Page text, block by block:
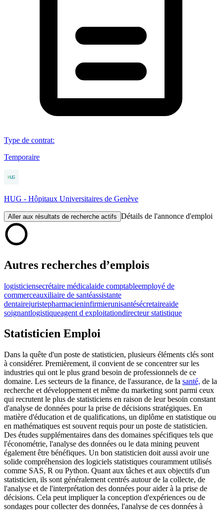
Type de contrat:
Temporaire
HUG - Hôpitaux Universitaires de Genève
Aller aux résultats de recherche actifs Détails de l'annonce d'emploi
Autres recherches d’emplois
logisticiensecrétaire médicalaide comptableemployé de
commerceauxiliaire de santéassistante
dentairejuristepharmacieninfirmierunisantésécretaireaide
soignantlogistiqueagent d exploitationdirecteur statistique
Statisticien Emploi
Dans la quête d'un poste de statisticien, plusieurs éléments clés sont
à considérer. Premièrement, il convient de se concentrer sur les
industries qui ont le plus grand besoin de professionnels de ce
domaine. Les secteurs de la finance, de l'assurance, de la santé, de la
recherche et développement et même du marketing sont parmi ceux
qui recrutent le plus de statisticiens en raison de leur besoin constant
d'analyse de données pour la prise de décisions stratégiques. En
matière d'éducation et de qualifications, un diplôme en statistique ou
en mathématiques est souvent requis pour un poste de statisticien.
Des études supplémentaires dans des domaines spécifiques tels que
l'économétrie, l'analyse des données ou le data mining peuvent
également être bénéfiques. Un bon statisticien doit aussi avoir une
solide compréhension des logiciels statistiques couramment utilisés
comme SAS, R ou Python. Quant aux tâches et aux objectifs d'un
statisticien, ils sont généralement centrés autour de la collecte, de
l'analyse et de l'interprétation des données pour aider à la prise de
décisions. Cela peut impliquer la conception d'expériences ou de
sondages pour collecter des données, l'analyse de ces données à